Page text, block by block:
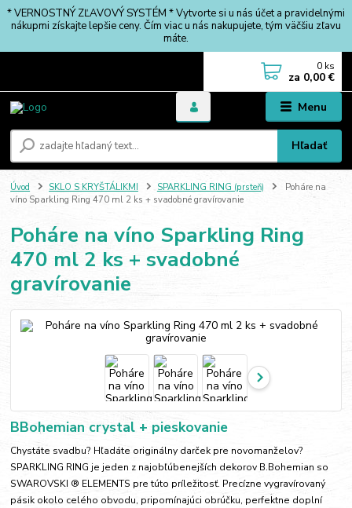
* VERNOSTNÝ ZĽAVOVÝ SYSTÉM * Vytvorte si u nás účet a pravidelnými
nákupmi získajte lepšie ceny. Čím viac u nás nakupujete, tým väčšiu zľavu
máte.
Menu
Hľadať
0 ks
za 0,00 €
Úvod SKLO S KRYŠTÁLIKMI SPARKLING RING (prsteň)
Poháre na
víno Sparkling Ring 470 ml 2 ks + svadobné gravírovanie
Poháre na víno Sparkling Ring
470 ml 2 ks + svadobné
gravírovanie
BBohemian crystal + pieskovanie
Chystáte svadbu? Hľadáte originálny darček pre novomanželov?
SPARKLING RING je jeden z najobľúbenejších dekorov B.Bohemian so
SWAROVSKI ® ELEMENTS pre túto príležitosť. Precízne vygravírovaný
pásik okolo celého obvodu, pripomínajúci obrúčku, perfektne doplní